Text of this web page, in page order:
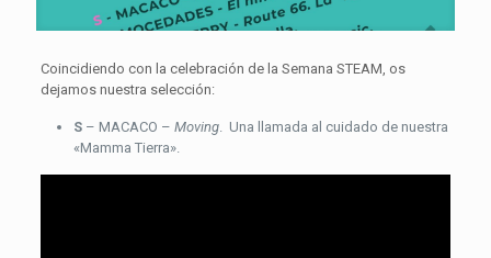
Coincidiendo con la celebración de la Semana STEAM, os
dejamos nuestra selección:
S– MACACO – Moving. Una llamada al cuidado de nuestra
«Mamma Tierra».